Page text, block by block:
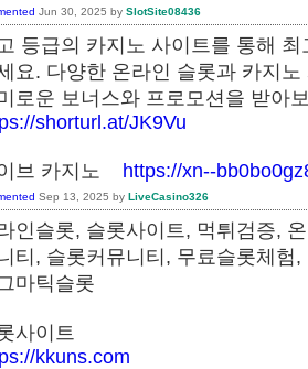
Jun 30, 2025 by SlotSite08436
등급의 카지노 사이트를 통해
요. 다양한 온라인 슬롯과 카지
로운 보너스와 프로모션을 받
shorturl.at/JK9Vu
브 카지노 https://xn--
Sep 13, 2025 by LiveCasino326
인슬롯, 슬롯사이트, 먹튀검증,
티, 슬롯커뮤니티, 무료슬롯체험
그마틱슬롯
사이트
kkuns.com